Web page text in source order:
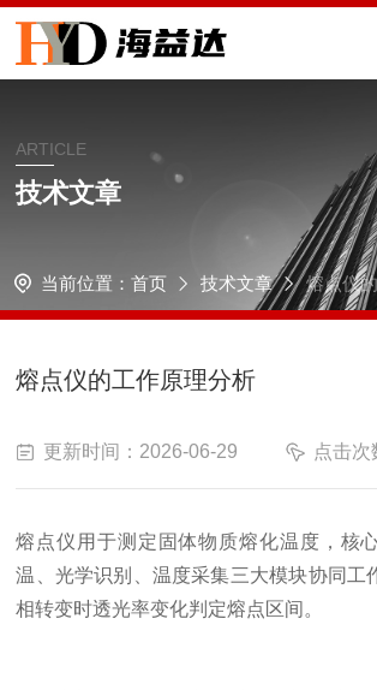
ARTICLE
技术文章
当前位置： 首页 技术文章 熔点仪
熔点仪的工作原理分析
更新时间：2026-06-29 点击次
熔点仪用于测定固体物质熔化温度，核
温、光学识别、温度采集三大模块协同工
相转变时透光率变化判定熔点区间。